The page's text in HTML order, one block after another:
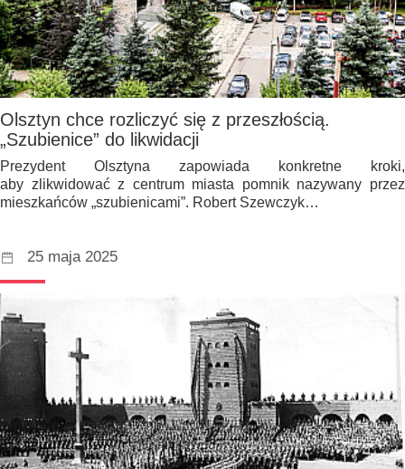
Olsztyn chce rozliczyć się z przeszłością.
„Szubienice” do likwidacji
Prezydent Olsztyna zapowiada konkretne kroki,
aby zlikwidować z centrum miasta pomnik nazywany przez
mieszkańców „szubienicami”. Robert Szewczyk…
25 maja 2025